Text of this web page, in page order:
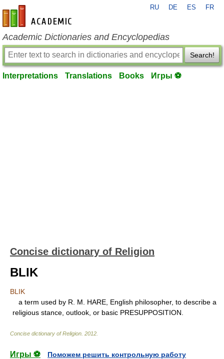
en-academic.com
RU DE ES FR
Academic Dictionaries and Encyclopedias
Search!
Interpretations Translations Books Игры ⚽
Concise dictionary of Religion
BLIK
BLIK
a term used by R. M. HARE, English philosopher, to describe a
religious stance, outlook, or basic PRESUPPOSITION.
Concise dictionary of Religion 2012
Игры ⚽
Поможем решить контрольную работу